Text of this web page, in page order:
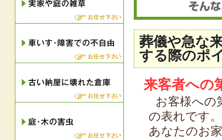
葬儀や急な
する際のポ
来客者への
お客様への
の表れです
あなたのお